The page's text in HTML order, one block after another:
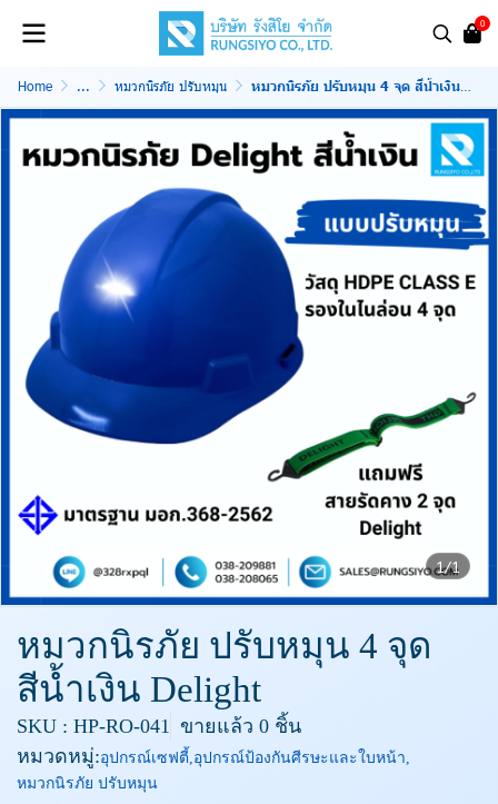
0
Home ... หมวกนิรภัย ปรับหมุน หมวกนิรภัย ปรับหมุน 4 จุด สีน้ำเงิน Delight
1/1
หมวกนิรภัย ปรับหมุน 4 จุด
สีน้ำเงิน Delight
SKU : HP-RO-041 ขายแล้ว 0 ชิ้น
หมวดหมู่:อุปกรณ์เซฟตี้,อุปกรณ์ป้องกันศีรษะและใบหน้า,
หมวกนิรภัย ปรับหมุน